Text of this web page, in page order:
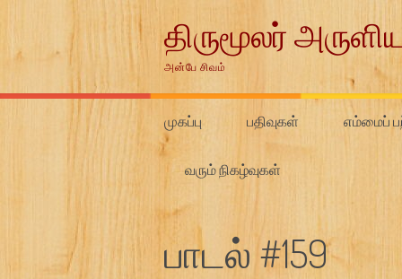
திருமூலர்
அன்பே சிவம்
முகப்பு பதிவுகள் எம்மைப்
வரும் நிகழ்வுகள்
பாடல் #159